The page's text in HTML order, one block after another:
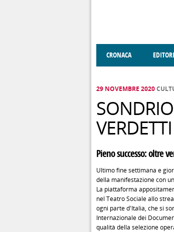
CRONACA
29 NOVEMBRE 2020
Pieno successo: oltre
Ultimo fine settimana e
della manifestazione con
La piattaforma
nel Teatro Sociale allo
ogni parte d'Italia, che si
Internazionale dei
qualità della selezione